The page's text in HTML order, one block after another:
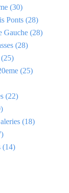
(30)
Ponts (28)
Gauche (28)
(28)
(25)
(25)
(22)
(18)
(14)